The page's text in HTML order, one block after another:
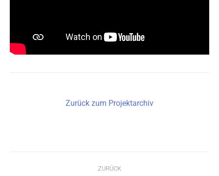
Zurück zum Projektarchiv
Kommentarnavigation
ZURÜCK